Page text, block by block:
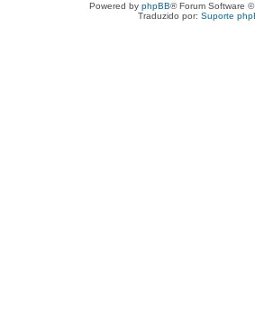
Powered by phpBB® Forum Software
Traduzido por: Suporte